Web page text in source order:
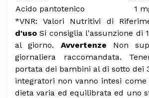
Acido pantotenico
1
*VNR: Valori Nutritivi di
d'uso Si consiglia l'assunzione di
al giorno.
Avvertenze Non
giornaliera raccomandata.
portata dei bambini al di sotto dei
integratori non vanno intesi
dieta varia ed equilibrata ed uno